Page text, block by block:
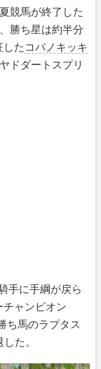
競馬が終了した
勝ち星は約半分
した コパノキッキ
ドダートスプリ
手に手綱が戻ら
ャンピオン
ち馬のラプタス
た。